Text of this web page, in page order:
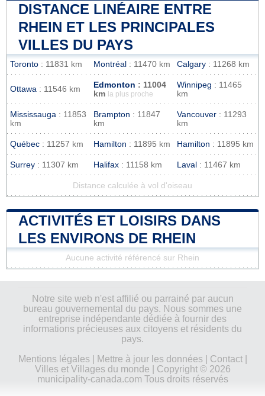
DISTANCE LINÉAIRE ENTRE
RHEIN ET LES PRINCIPALES
VILLES DU PAYS
Toronto : 11831 km Montréal : 11470 km Calgary : 11268 km
Ottawa : 11546 km Edmonton : 11004
km
la plus proche
Winnipeg : 11465
km
Mississauga : 11853
km
Brampton : 11847
km
Vancouver : 11293
km
Québec : 11257 km Hamilton : 11895 km Hamilton : 11895 km
Surrey : 11307 km Halifax : 11158 km Laval : 11467 km
Distance calculée à vol d'oiseau
ACTIVITÉS ET LOISIRS DANS
LES ENVIRONS DE RHEIN
Aucune activité référencé sur Rhein
Notre site web n'est affilié ou parrainé par aucun
bureau gouvernemental du pays. Nous sommes une
entreprise indépendante dédiée à fournir des
informations précieuses aux citoyens et résidents du
pays.
Mentions légales| Mettre à jour les données| Contact|
Villes et Villages du monde | Copyright © 2026
municipality-canada.com Tous droits réservés